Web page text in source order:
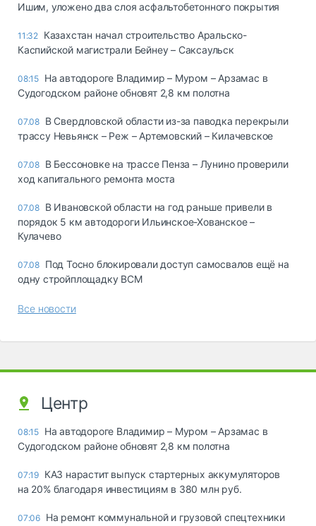
Ишим, уложено два слоя асфальтобетонного покрытия
11:32 Казахстан начал строительство Аральско-
Каспийской магистрали Бейнеу – Саксаульск
08:15 На автодороге Владимир – Муром – Арзамас в
Судогодском районе обновят 2,8 км полотна
07.08 В Свердловской области из-за паводка перекрыли
трассу Невьянск – Реж – Артемовский – Килачевское
07.08 В Бессоновке на трассе Пенза – Лунино проверили
ход капитального ремонта моста
07.08 В Ивановской области на год раньше привели в
порядок 5 км автодороги Ильинское-Хованское –
Кулачево
07.08 Под Тосно блокировали доступ самосвалов ещё на
одну стройплощадку ВСМ
Все новости
Центр
08:15 На автодороге Владимир – Муром – Арзамас в
Судогодском районе обновят 2,8 км полотна
07:19 КАЗ нарастит выпуск стартерных аккумуляторов
на 20% благодаря инвестициям в 380 млн руб.
07:06 На ремонт коммунальной и грузовой спецтехники